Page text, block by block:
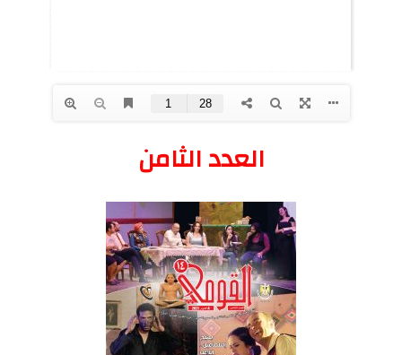
العدد الثامن